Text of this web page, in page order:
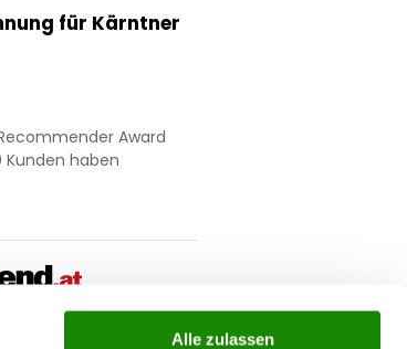
Alle zulassen
für Kärntner
Award
haben